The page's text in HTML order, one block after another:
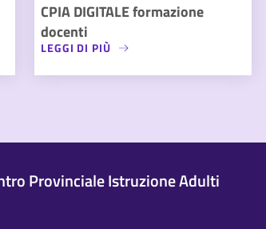
CPIA DIGITALE formazione
docenti
LEGGI DI PIÙ
Provinciale Istruzione Adulti